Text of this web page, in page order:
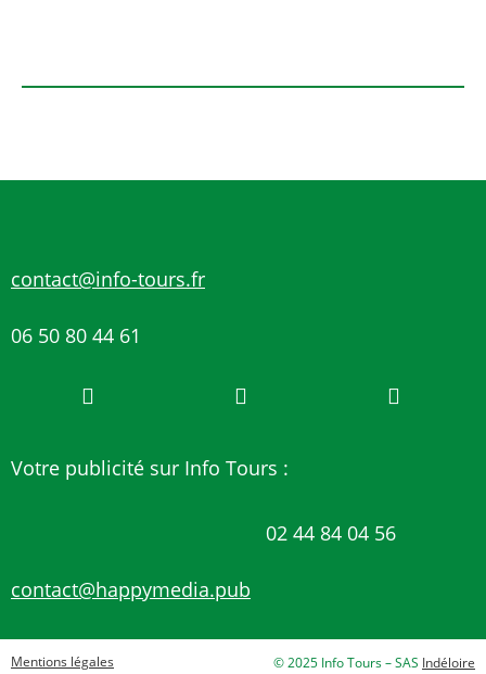
contact@info-tours.fr
06 50 80 44 61
Votre publicité sur Info Tours :
02 44 84 04 56
contact@happymedia.pub
Mentions légales © 2025 Info Tours – SAS Indéloire